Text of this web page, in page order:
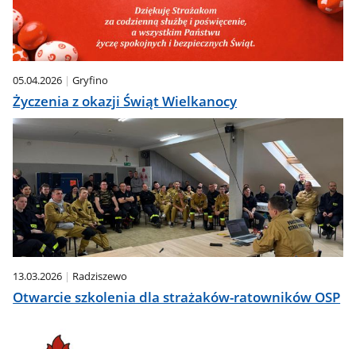
05.04.2026 Gryfino
Życzenia z okazji Świąt Wielkanocy
13.03.2026 Radziszewo
Otwarcie szkolenia dla strażaków-ratowników OSP